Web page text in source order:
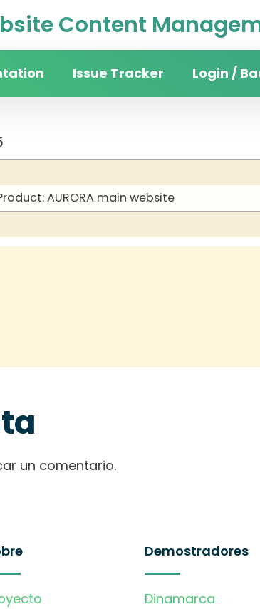
Content
Issue Tracker Login /
AURORA main website
un comentario.
Demostradores
Dinamarca